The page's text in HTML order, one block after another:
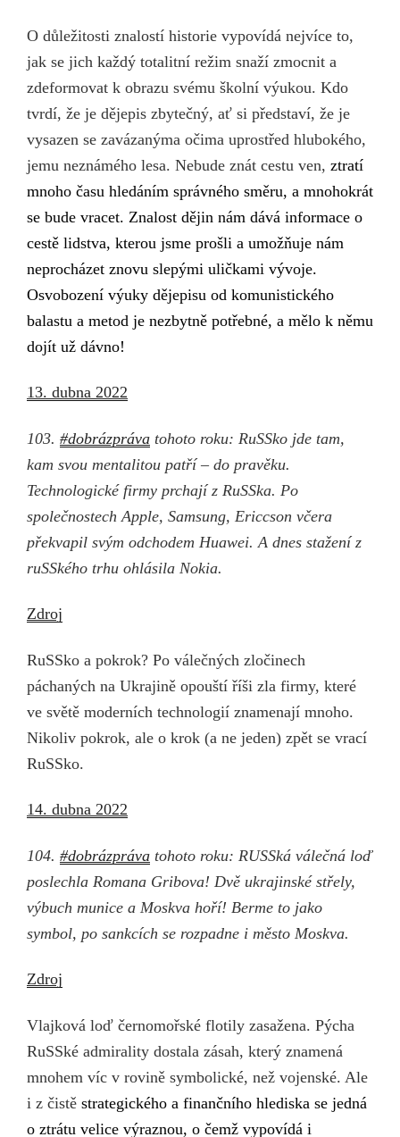
O důležitosti znalostí historie vypovídá nejvíce to,
jak se jich každý totalitní režim snaží zmocnit a
zdeformovat k obrazu svému školní výukou. Kdo
tvrdí, že je dějepis zbytečný, ať si představí, že je
vysazen se zavázanýma očima uprostřed hlubokého,
jemu neznámého lesa. Nebude znát cestu ven, ztratí
mnoho času hledáním správného směru, a mnohokrát
se bude vracet. Znalost dějin nám dává informace o
cestě lidstva, kterou jsme prošli a umožňuje nám
neprocházet znovu slepými uličkami vývoje.
Osvobození výuky dějepisu od komunistického
balastu a metod je nezbytně potřebné, a mělo k němu
dojít už dávno!
13. dubna 2022
103. #dobrázpráva tohoto roku: RuSSko jde tam,
kam svou mentalitou patří – do pravěku.
Technologické firmy prchají z RuSSka. Po
společnostech Apple, Samsung, Ericcson včera
překvapil svým odchodem Huawei. A dnes stažení z
ruSSkého trhu ohlásila Nokia.
Zdroj
RuSSko a pokrok? Po válečných zločinech
páchaných na Ukrajině opouští říši zla firmy, které
ve světě moderních technologií znamenají mnoho.
Nikoliv pokrok, ale o krok (a ne jeden) zpět se vrací
RuSSko.
14. dubna 2022
104. #dobrázpráva tohoto roku: RUSSká válečná loď
poslechla Romana Gribova! Dvě ukrajinské střely,
výbuch munice a Moskva hoří! Berme to jako
symbol, po sankcích se rozpadne i město Moskva.
Zdroj
Vlajková loď černomořské flotily zasažena. Pýcha
RuSSké admirality dostala zásah, který znamená
mnohem víc v rovině symbolické, než vojenské. Ale
i z čistě strategického a finančního hlediska se jedná
o ztrátu velice výraznou, o čemž vypovídá i